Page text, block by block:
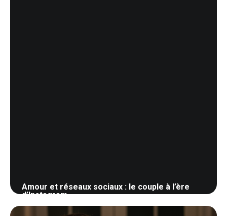
Amour et réseaux sociaux : le couple à l’ère
d’Instagram